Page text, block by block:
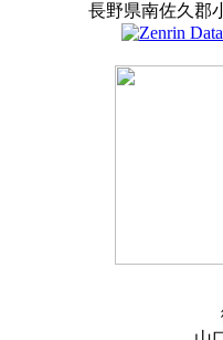
長野県南佐久郡